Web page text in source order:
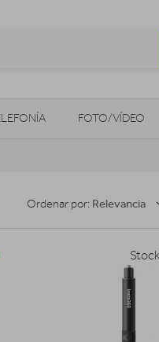
FOTO/VÍDEO
Ordenar por: Relevancia